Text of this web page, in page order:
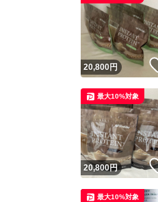
20,800円
20,800円
最大10%対象
最大10%対象